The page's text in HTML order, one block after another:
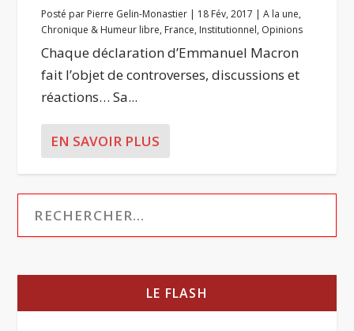
Posté par Pierre Gelin-Monastier | 18 Fév, 2017 |A la une,
Chronique & Humeur libre, France, Institutionnel, Opinions
Chaque déclaration d’Emmanuel Macron
fait l’objet de controverses, discussions et
réactions… Sa...
EN SAVOIR PLUS
LE FLASH